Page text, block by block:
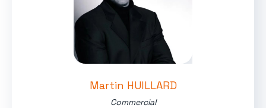
Martin HUILLARD
Commercial